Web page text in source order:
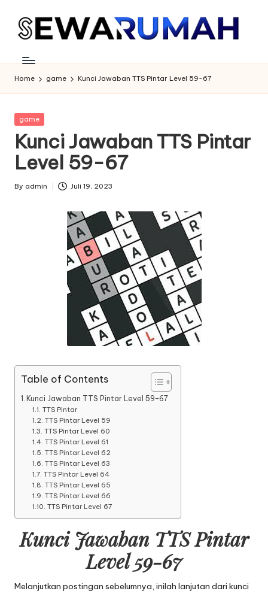
Home game Kunci Jawaban TTS Pintar Level 59-67
Posted
game
Kunci Jawaban TTS Pintar
Level 59-67
Posted
By admin Juli 19, 2023
Table of Contents
Kunci Jawaban TTS Pintar Level 59-67
TTS Pintar
TTS Pintar Level 59
TTS Pintar Level 60
TTS Pintar Level 61
TTS Pintar Level 62
TTS Pintar Level 63
TTS Pintar Level 64
TTS Pintar Level 65
TTS Pintar Level 66
TTS Pintar Level 67
Kunci Jawaban TTS Pintar
Level 59-67
Melanjutkan postingan sebelumnya, inilah lanjutan dari kunci